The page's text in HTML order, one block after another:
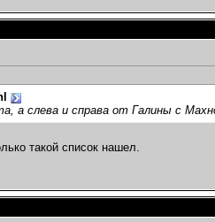
а слева и справа от Галины с
такой список нашел.